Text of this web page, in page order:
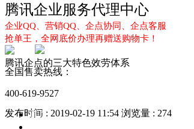
腾讯企业服务代理中心
企业QQ、营销QQ、企点协同、企点客服
抢单王，全网底价办理再赠送购物卡！
全国售卖热线：
400-619-9527
首页
腾讯企点的三大特色效劳体系
发布时间 : 2019-02-19 11:54 浏览量 : 274